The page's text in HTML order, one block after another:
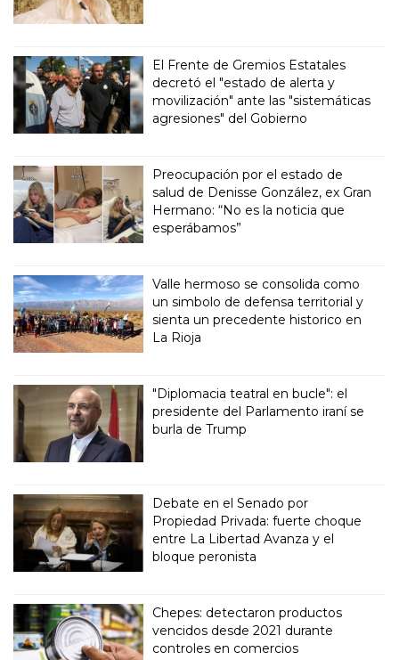
El Frente de Gremios Estatales
decretó el "estado de alerta y
movilización" ante las "sistemáticas
agresiones" del Gobierno
Preocupación por el estado de
salud de Denisse González, ex Gran
Hermano: “No es la noticia que
esperábamos”
Valle hermoso se consolida como
un simbolo de defensa territorial y
sienta un precedente historico en
La Rioja
"Diplomacia teatral en bucle": el
presidente del Parlamento iraní se
burla de Trump
Debate en el Senado por
Propiedad Privada: fuerte choque
entre La Libertad Avanza y el
bloque peronista
Chepes: detectaron productos
vencidos desde 2021 durante
controles en comercios